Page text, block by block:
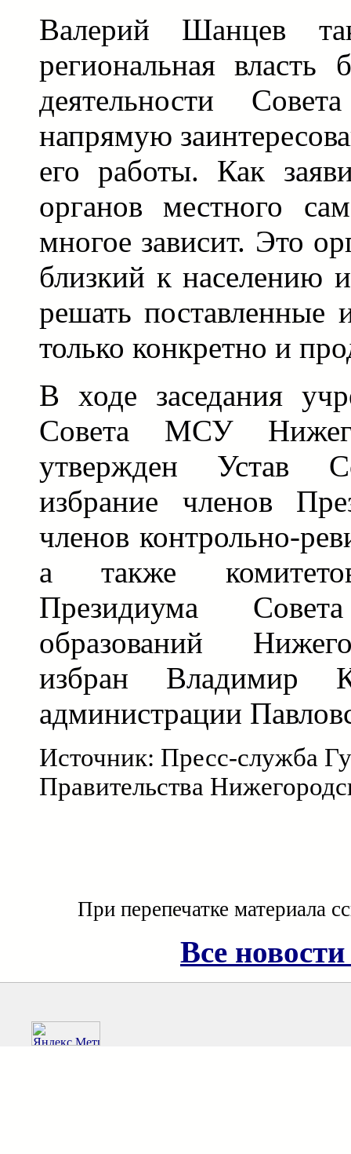
Валерий Шанцев
региональная власть
деятельности
напрямую
его работы. Как
органов местного
многое зависит. Это
близкий к населению
решать
только конкретно и
В ходе заседания
Совета МСУ
утвержден Устав
избрание членов
членов контрольно-
а также
Президиума
образований
избран Владимир
администрации
Источник: Пресс-служба
Правительства
При перепечатке материала
Все